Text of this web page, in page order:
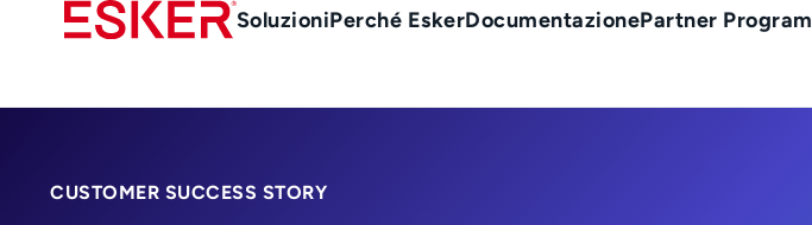
content
Main
SoluzioniPerché EskerDocumentazionePartner Program
CUSTOMER SUCCESS STORY